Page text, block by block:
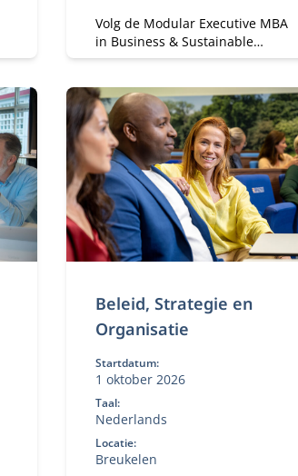
Volg de Modular Executive MBA
in Business & Sustainable
Transitions en leid duurzame
MBA voor executives in strategie
en transformatie.
Beleid, Strategie en
Organisatie
Startdatum:
1 oktober 2026
Taal:
Nederlands
Locatie:
Breukelen